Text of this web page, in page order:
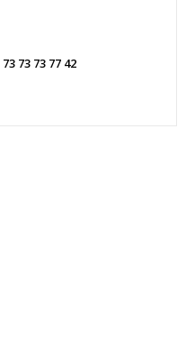
73 73 73 77 42